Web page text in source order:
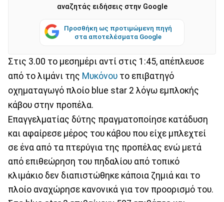
αναζητάς ειδήσεις στην Google
Προσθήκη ως προτιμώμενη πηγή
στα αποτελέσματα Google
Στις 3.00 το μεσημέρι αντί στις 1:45, απέπλευσε
από το λιμάνι της Μυκόνου το επιβατηγό
οχηματαγωγό πλοίο blue star 2 λόγω εμπλοκής
κάβου στην προπέλα.
Επαγγελματίας δύτης πραγματοποίησε κατάδυση
και αφαίρεσε μέρος του κάβου που είχε μπλεχτεί
σε ένα από τα πτερύγια της προπέλας ενώ μετά
από επιθεώρηση του πηδαλίου από τοπικό
κλιμάκιο δεν διαπιστώθηκε κάποια ζημιά και το
πλοίο αναχώρησε κανονικά για τον προορισμό του.